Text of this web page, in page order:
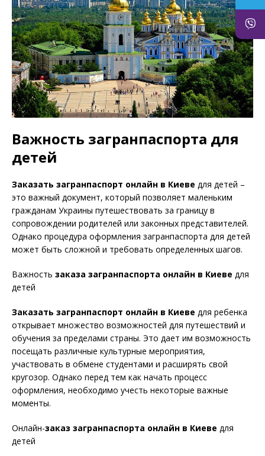
Важность загранпаспорта для
детей
Заказать загранпаспорт онлайн в Киеве для детей –
это важный документ, который позволяет маленьким
гражданам Украины путешествовать за границу в
сопровождении родителей или законных представителей.
Однако процедура оформления загранпаспорта для детей
может быть сложной и требовать определенных шагов.
Важность заказа загранпаспорта онлайн в Киеве для
детей
Заказать загранпаспорт онлайн в Киеве для ребенка
открывает множество возможностей для путешествий и
обучения за пределами страны. Это дает им возможность
посещать различные культурные мероприятия,
участвовать в обмене студентами и расширять свой
кругозор. Однако перед тем как начать процесс
оформления, необходимо учесть некоторые важные
моменты.
Онлайн-заказ загранпаспорта онлайн в Киеве для
детей